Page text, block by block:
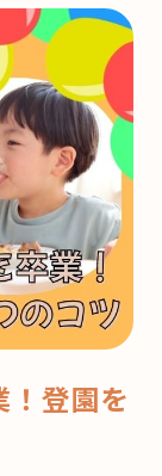
登園を